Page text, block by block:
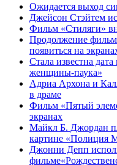
Ожидается выход
Джейсон Стэйтем
Фильм «Стиляги»
Продолжение
появиться на
Стала известна
женщины-паука»
Адриа Архона и
в драме
Фильм «Пятый
экранах
Майкл Б. Джордан
картине «Полиция
Джонни Депп